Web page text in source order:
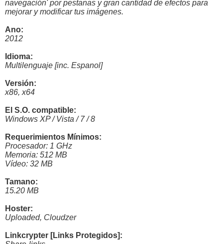
navegación' por pestanas y gran cantidad de efectos para
mejorar y modificar tus imágenes.
Ano:
2012
Idioma:
Multilenguaje [inc. Espanol]
Versión:
x86, x64
El S.O. compatible:
Windows XP / Vista / 7 / 8
Requerimientos Mínimos:
Procesador: 1 GHz
Memoria: 512 MB
Vídeo: 32 MB
Tamano:
15.20 MB
Hoster:
Uploaded, Cloudzer
Linkcrypter [Links Protegidos]: